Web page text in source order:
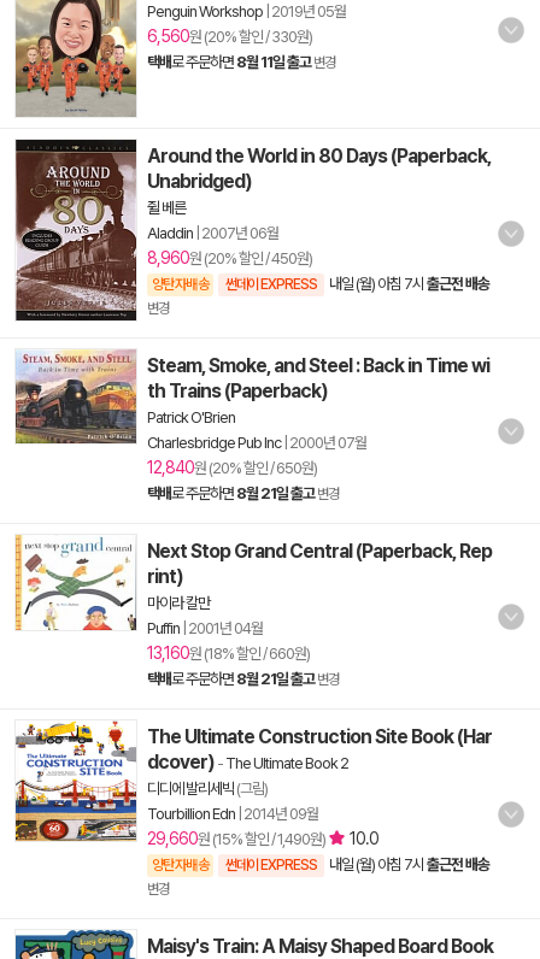
Penguin Workshop 2019년 05월
6,560원 (20% 할인 / 330원)
택배로 주문하면 8월 11일 출고 변경
Around the World in 80 Days (Paperback,
Unabridged)
쥘 베른
Aladdin 2007년 06월
8,960원 (20% 할인 / 450원)
양탄자배송 썬데이 EXPRESS 내일 (월) 아침 7시 출근전 배송
변경
Steam, Smoke, and Steel : Back in Time wi
th Trains (Paperback)
Patrick O'Brien
Charlesbridge Pub Inc| 2000년 07월
12,840원 (20% 할인 / 650원)
택배로 주문하면 8월 21일 출고 변경
Next Stop Grand Central (Paperback, Rep
rint)
마이라 칼만
Puffin 2001년 04월
13,160원 (18% 할인 / 660원)
택배로 주문하면 8월 21일 출고 변경
The Ultimate Construction Site Book (Har
dcover) - The Ultimate Book 2
디디에 발리세빅 (그림)
Tourbillion Edn 2014년 09월
29,660원 (15% 할인 / 1,490원) 10.0
양탄자배송 썬데이 EXPRESS 내일 (월) 아침 7시 출근전 배송
변경
Maisy's Train: A Maisy Shaped Board Book